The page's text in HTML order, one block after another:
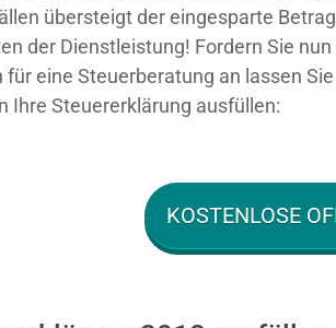
übersteigt der eingesparte
der Dienstleistung! Fordern Sie nun
für eine Steuerberatung an lassen
Ihre Steuererklärung ausfüllen:
KOSTENLOSE